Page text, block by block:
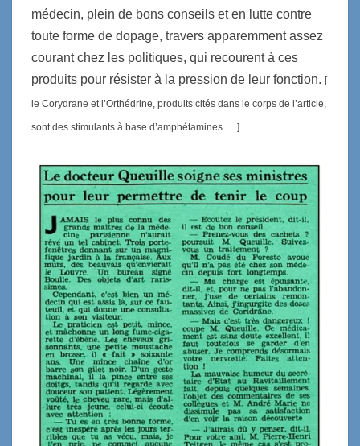
médecin, plein de bons conseils et en lutte contre
toute forme de dopage, travers apparemment assez
courant chez les politiques, qui recourent à ces
produits pour résister à la pression de leur fonction. [
le Corydrane et l’Orthédrine, produits cités dans le corps de l’article,
sont des stimulants à base d’amphétamines … ]